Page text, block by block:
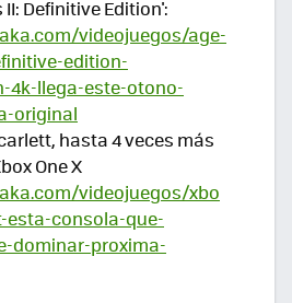
II: Definitive Edition':
videojuegos/age-
edition-
4k-llega-este-otono-
original
hasta 4 veces más
One X
videojuegos/xbo
esta-consola-que-
dominar-proxima-